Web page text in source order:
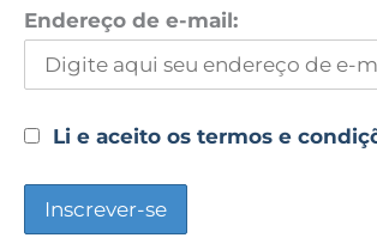
Endereço de e-mail:
Li e aceito os termos e